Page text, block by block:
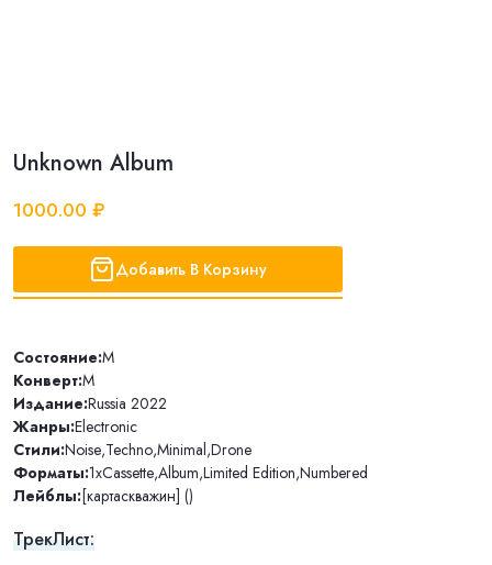
Unknown Album
1000.00 ₽
Добавить В Корзину
Состояние:M
Конверт:M
Издание:Russia 2022
Жанры:Electronic
Стили:Noise,Techno,Minimal,Drone
Форматы:1xCassette,Album,Limited Edition,Numbered
Лейблы:[картаскважин] ()
ТрекЛист: